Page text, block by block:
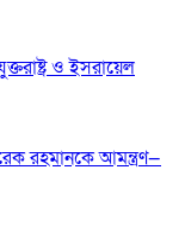
ও ইসরায়েল
রহমানকে আমন্ত্রণ—